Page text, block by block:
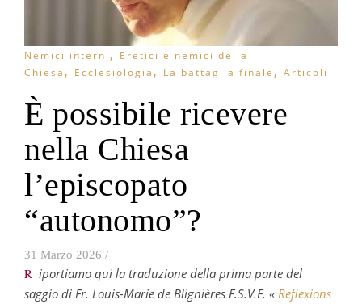
Nemici interni , Eretici e nemici della
Chiesa , Ecclesiologia , La battaglia finale , Articoli
È possibile ricevere
nella Chiesa
l’episcopato
“autonomo”?
31 Marzo 2026 /
R iportiamo qui la traduzione della prima parte del
saggio di Fr. Louis-Marie de Blignières F.S.V.F. « Reflexions